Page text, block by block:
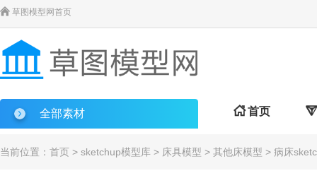
 草图模型网首页
全部素材 首页 
当前位置： 首页 > sketchup模型库 > 床具模型 > 其他床模型 > 病床